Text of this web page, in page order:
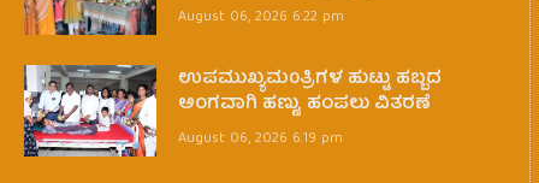
August 06, 2026 6:22 pm
ಉಪಮುಖ್ಯಮ0ತ್ರಿಗಳ ಹುಟ್ಟು ಹಬ್ಬದ
ಅಂಗವಾಗಿ ಹಣ್ಣು, ಹಂಪಲು ವಿತರಣೆ
August 06, 2026 6:19 pm